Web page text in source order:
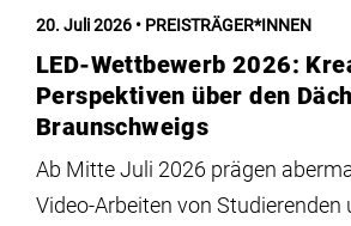
Institute
Forschung
Infrastruktur
20. Juli 2026 PREISTRÄGER*INNEN
LED-Wettbewerb 2026:
Perspektiven über den
Braunschweigs
Ab Mitte Juli 2026 prägen
Video-Arbeiten von Studierenden